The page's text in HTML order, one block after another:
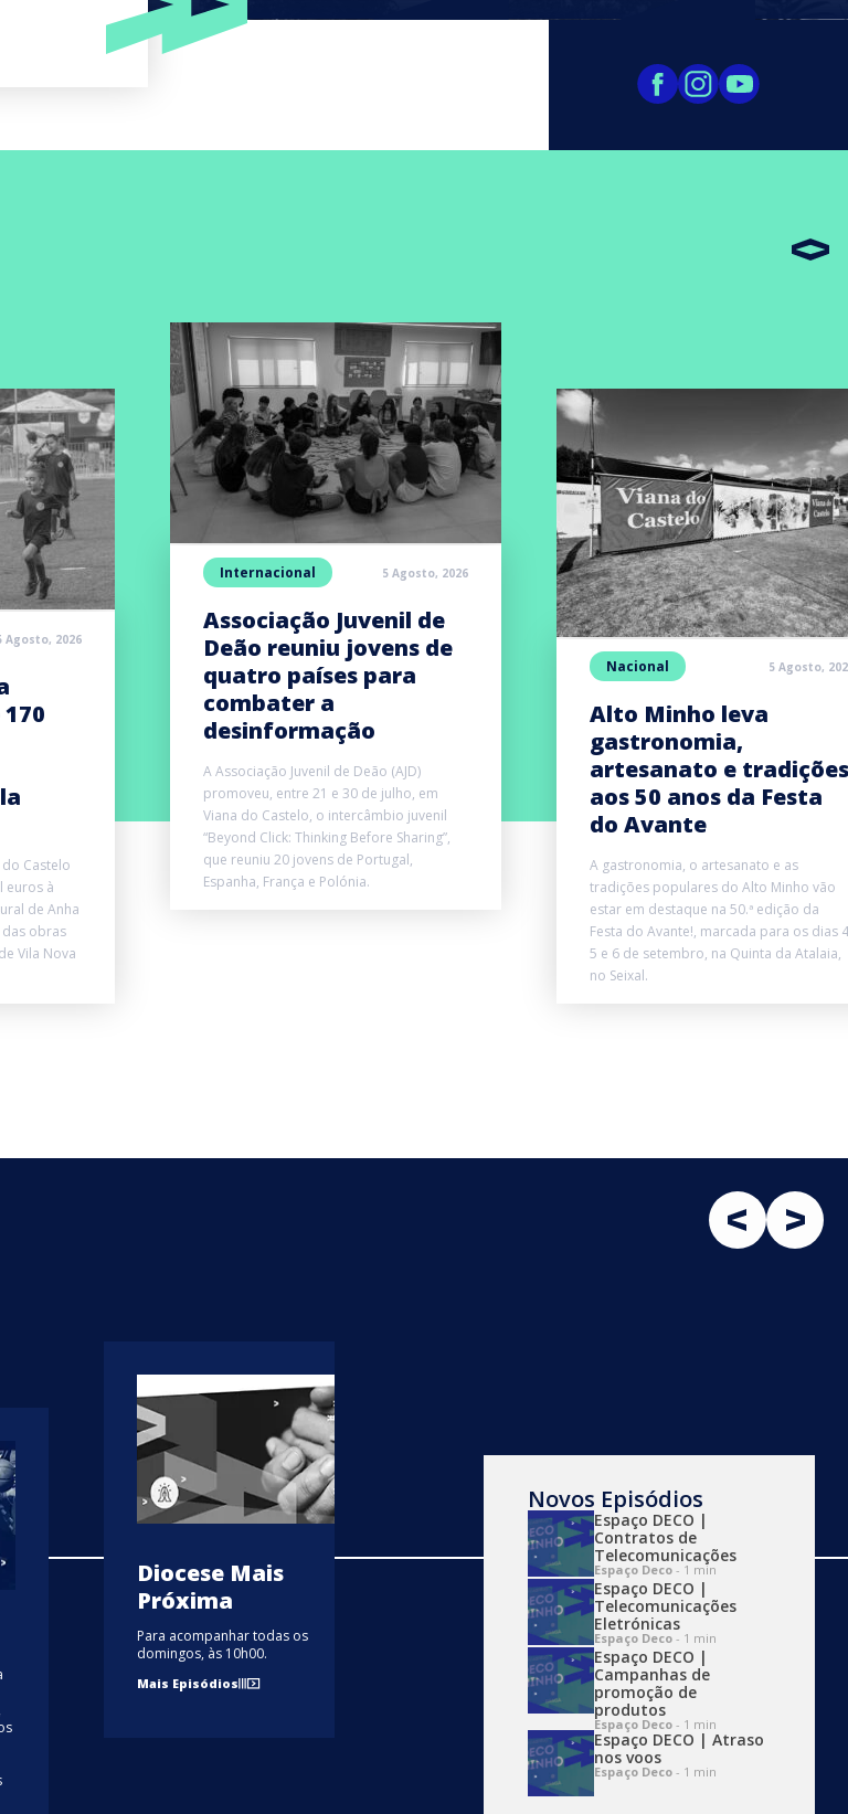
Agosto, 2026
Castelo
euros à
de Anha
das obras
Vila Nova
Internacional 5 Agosto, 2026
Associação Juvenil de
Deão reuniu jovens de
quatro países para
combater a
desinformação
A Associação Juvenil de Deão (AJD)
promoveu, entre 21 e 30 de julho, em
Viana do Castelo, o intercâmbio juvenil
“Beyond Click: Thinking Before Sharing”,
que reuniu 20 jovens de Portugal,
Espanha, França e Polónia.
Nacional 5 Agosto,
Alto Minho leva
gastronomia,
artesanato e tradições
aos 50 anos da Festa
do Avante
A gastronomia, o artesanato e as
tradições populares do Alto Minho vão
estar em destaque na 50.ª edição da
Festa do Avante!, marcada para os dias
5 e 6 de setembro, na Quinta da Atalaia,
no Seixal.
Diocese Mais
Próxima
Para acompanhar todas os
domingos, às 10h00.
Mais Episódios
Espaço Deco
Todos nós enquanto consumidores
temos dúvidas. O “Espaço Deco”
existe com um propósito: esclarecer
as dúvidas dos espectadores da
Viana TV. Para acompanhar todas as
terças-feiras, às 11h00.
Mais Episódios
Novos Episódios
Espaço DECO |
Contratos de
Telecomunicações
Espaço Deco - 1 min
Espaço DECO |
Telecomunicações
Eletrónicas
Espaço Deco - 1 min
Espaço DECO |
Campanhas de
promoção de
produtos
Espaço Deco - 1 min
Espaço DECO | Atraso
nos voos
Espaço Deco - 1 min